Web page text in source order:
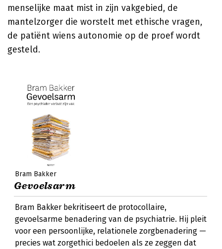
menselijke maat mist in zijn vakgebied, de
mantelzorger die worstelt met ethische vragen,
de patiënt wiens autonomie op de proef wordt
gesteld.
Bram Bakker
Gevoelsarm
Bram Bakker bekritiseert de protocollaire,
gevoelsarme benadering van de psychiatrie. Hij pleit
voor een persoonlijke, relationele zorgbenadering —
precies wat zorgethici bedoelen als ze zeggen dat